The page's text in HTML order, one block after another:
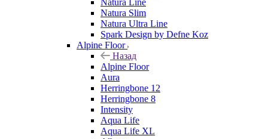
Natura Line
Natura Slim
Natura Ultra Line
Spark Design by Defne Koz
Alpine Floor
Назад
Alpine Floor
Aura
Herringbone 12
Herringbone 8
Intensity
Aqua Life
Aqua Life XL